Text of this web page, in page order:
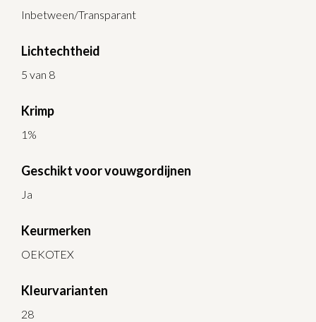
Inbetween/Transparant
Lichtechtheid
5 van 8
Krimp
1%
Geschikt voor vouwgordijnen
Ja
Keurmerken
OEKOTEX
Kleurvarianten
28